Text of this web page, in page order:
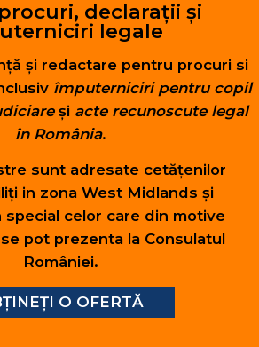
declarații și
legale
și redactare pentru procuri si
împuterniciri pentru copil
și acte recunoscute legal
în România.
sunt adresate cetățenilor
in zona West Midlands și
special celor care din motive
pot prezenta la Consulatul
României.
O OFERTĂ